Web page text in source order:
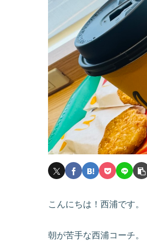
こんにちは！西浦です。
朝が苦手な西浦コーチ。